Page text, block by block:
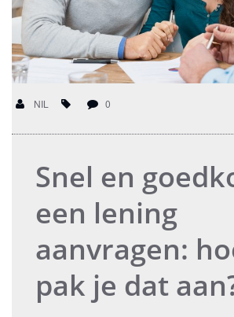
NIL 0
Snel en
een lening
aanvragen:
pak je dat